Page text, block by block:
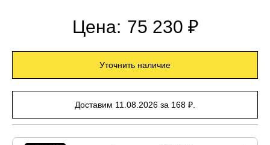
Цена: 75 230 ₽
Уточнить наличие
Доставим 11.08.2026 за 168 ₽.